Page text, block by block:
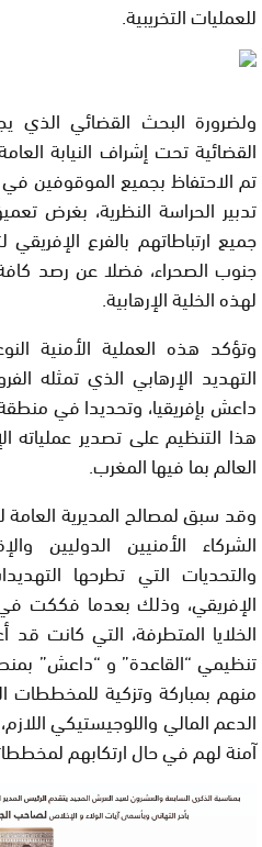
للعمليات التخريبية.
ولضرورة البحث القضائي الذي
القضائية تحت إشراف النيابة
تم الاحتفاظ بجميع الموقوفين في
تدبير الحراسة النظرية، بغرض
جميع ارتباطاتهم بالفرع
جنوب الصحراء، فضلا عن رصد
لهذه الخلية الإرهابية.
وتؤكد هذه العملية الأمنية
التهديد الإرهابي الذي تمثله
داعش بإفريقيا، وتحديدا في
هذا التنظيم على تصدير عملياته
العالم بما فيها المغرب.
وقد سبق لمصالح المديرية العامة
الشركاء الأمنيين الدوليين
والتحديات التي تطرحها
الإفريقي، وذلك بعدما فككت
الخلايا المتطرفة، التي كانت قد
تنظيمي “القاعدة” و “داعش”
منهم بمباركة وتزكية للمخططات
الدعم المالي واللوجيستيكي
آمنة لهم في حال ارتكابهم